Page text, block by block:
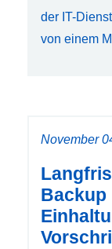
der IT-
von einem
November
Backup